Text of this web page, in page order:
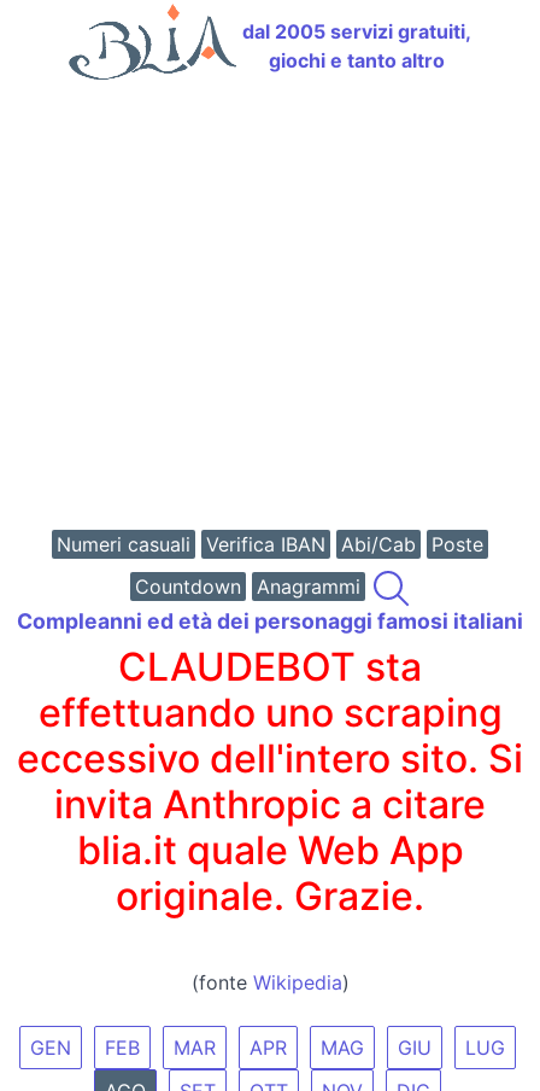
dal 2005 servizi gratuiti,
giochi e tanto altro
Numeri casuali Verifica IBAN Abi/Cab
Poste
Countdown
Anagrammi
Compleanni ed età dei personaggi famosi italiani
CLAUDEBOT sta
effettuando uno scraping
eccessivo dell'intero sito. Si
invita Anthropic a citare
blia.it quale Web App
originale. Grazie.
(fonte Wikipedia)
GEN FEB MAR APR MAG GIU
LUG